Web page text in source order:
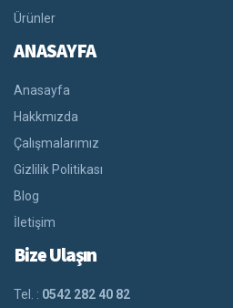
Ürünler
ANASAYFA
Anasayfa
Hakkmızda
Çalışmalarımız
Gizlilik Politikası
Blog
İletişim
Bize Ulaşın
Tel. : 0542 282 40 82